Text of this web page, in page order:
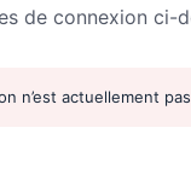
de connexion ci-
n’est actuellement